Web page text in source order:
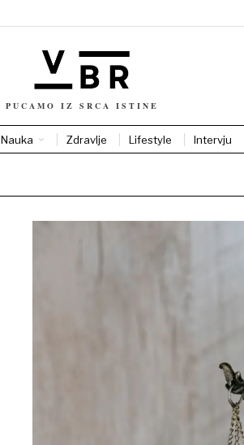
PUCAMO IZ SRCA ISTINE
Nauka Zdravlje Lifestyle Intervju